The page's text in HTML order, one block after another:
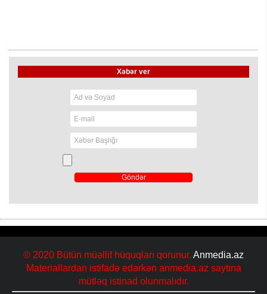
Xəbər ver
© 2020 Bütün müəllif hüquqları qorunur. Anmedia.az
Materiallardan istifadə edərkən anmedia.az saytına
mütləq istinad olunmalıdır.